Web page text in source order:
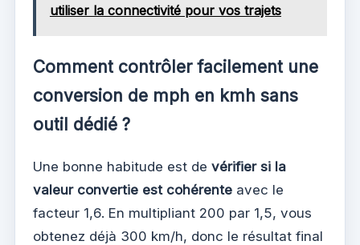
utiliser la connectivité pour vos trajets
Comment contrôler facilement une
conversion de mph en kmh sans
outil dédié ?
Une bonne habitude est de vérifier si la
valeur convertie est cohérente avec le
facteur 1,6. En multipliant 200 par 1,5, vous
obtenez déjà 300 km/h, donc le résultat final